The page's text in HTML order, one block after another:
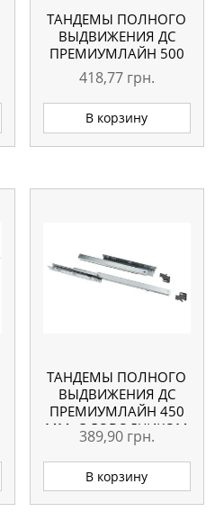
ТАНДЕМЫ ПОЛНОГО
ВЫДВИЖЕНИЯ ДС
ПРЕМИУМЛАЙН 500
ММ, С ДОВОДЧИКОМ
CLIP-ON
418,77 грн.
В корзину
ТАНДЕМЫ ПОЛНОГО
ВЫДВИЖЕНИЯ ДС
ПРЕМИУМЛАЙН 450
ММ, С ДОВОДЧИКОМ
CLIP-ON
389,90 грн.
В корзину